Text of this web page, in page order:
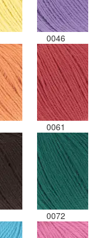
0046
0061
0072